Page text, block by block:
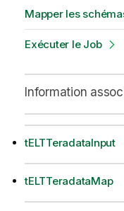
Mapper les
Exécuter le Job
Information
tELTTeradataInput
tELTTeradataMap